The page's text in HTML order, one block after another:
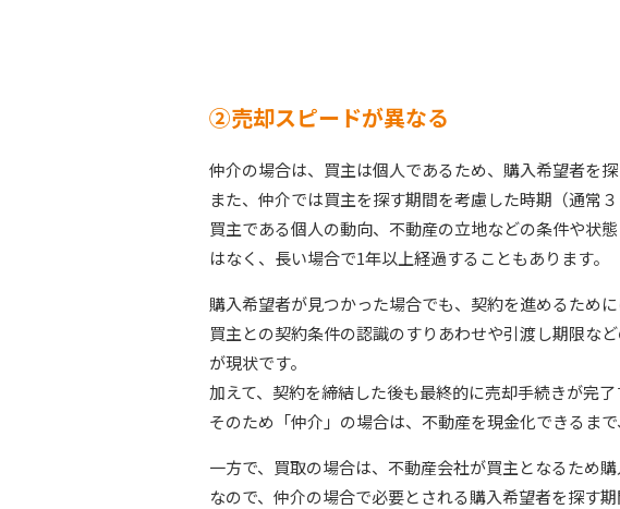
②売却スピードが異なる
仲介の場合は、買主は個人であるため、購入希望者を探
また、仲介では買主を探す期間を考慮した時期（通常
買主である個人の動向、不動産の立地などの条件や状
はなく、長い場合で1年以上経過することもあります。
購入希望者が見つかった場合でも、契約を進めるために
買主との契約条件の認識のすりあわせや引渡し期限な
が現状です。
加えて、契約を締結した後も最終的に売却手続きが完
そのため「仲介」の場合は、不動産を現金化できるま
一方で、買取の場合は、不動産会社が買主となるため
なので、仲介の場合で必要とされる購入希望者を探す